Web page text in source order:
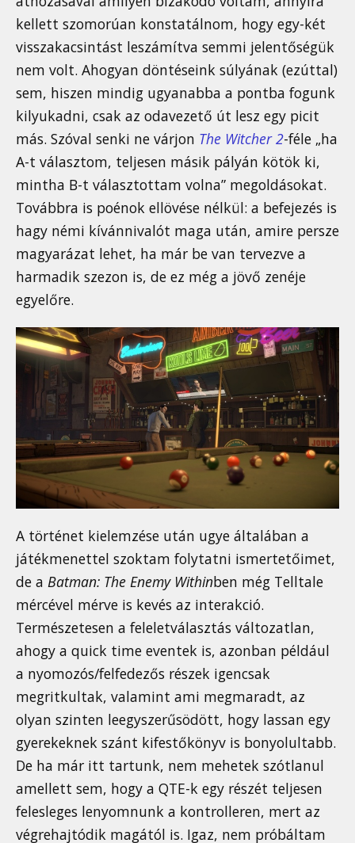
kellett szomorúan konstatálnom, hogy egy-két
visszakacsintást leszámítva semmi jelentőségük
nem volt. Ahogyan döntéseink súlyának (ezúttal)
sem, hiszen mindig ugyanabba a pontba fogunk
kilyukadni, csak az odavezető út lesz egy picit
más. Szóval senki ne várjon The Witcher 2-féle „ha
A-t választom, teljesen másik pályán kötök ki,
mintha B-t választottam volna” megoldásokat.
Továbbra is poénok ellövése nélkül: a befejezés is
hagy némi kívánnivalót maga után, amire persze
magyarázat lehet, ha már be van tervezve a
harmadik szezon is, de ez még a jövő zenéje
egyelőre.
A történet kielemzése után ugye általában a
játékmenettel szoktam folytatni ismertetőimet,
de a Batman: The Enemy Withinben még Telltale
mércével mérve is kevés az interakció.
Természetesen a feleletválasztás változatlan,
ahogy a quick time eventek is, azonban például
a nyomozós/felfedezős részek igencsak
megritkultak, valamint ami megmaradt, az
olyan szinten leegyszerűsödött, hogy lassan egy
gyerekeknek szánt kifestőkönyv is bonyolultabb.
De ha már itt tartunk, nem mehetek szótlanul
amellett sem, hogy a QTE-k egy részét teljesen
felesleges lenyomnunk a kontrolleren, mert az
végrehajtódik magától is. Igaz, nem próbáltam